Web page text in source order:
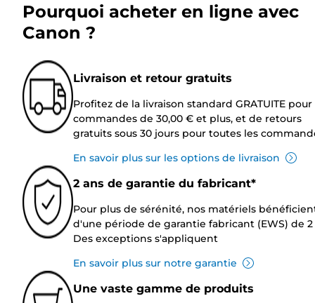
Pourquoi acheter en ligne avec
Canon ?
Livraison et retour gratuits
Profitez de la livraison standard GRATUITE pour
commandes de 30,00 € et plus, et de retours
gratuits sous 30 jours pour toutes les
En savoir plus sur les options de livraison
2 ans de garantie du fabricant*
Pour plus de sérénité, nos matériels
d'une période de garantie fabricant (EWS) de 2
Des exceptions s'appliquent
En savoir plus sur notre garantie
Une vaste gamme de produits